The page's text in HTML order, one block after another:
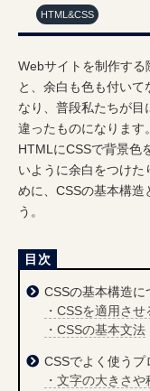
HTML&CSS
Webサイトを制作す
と、余白も色も付い
なり、普段私たちが
違ったものになります
HTMLにCSSで背景色
いように余白をつけた
めに、CSSの基本構造
う。
CSSの基本構造に
・CSSを適用させ
・CSSの基本文法
CSSでよく使う
・文字の大きさ